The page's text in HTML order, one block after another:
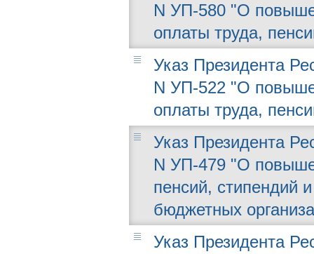
N УП-580 "О
оплаты труда,
Указ Президента
N УП-522 "О
оплаты труда,
Указ Президента
N УП-479 "О
пенсий, стипендий
бюджетных
Указ Президента